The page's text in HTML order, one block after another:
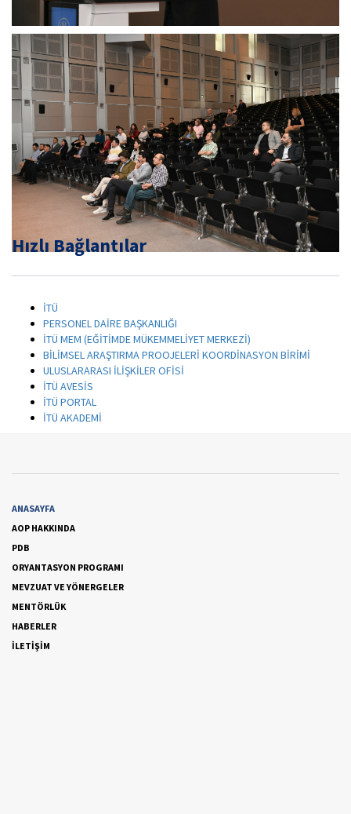
Hızlı Bağlantılar
İTÜ
PERSONEL DAİRE BAŞKANLIĞI
İTÜ MEM (EĞİTİMDE MÜKEMMELİYET MERKEZİ)
BİLİMSEL ARAŞTIRMA PROOJELERİ KOORDİNASYON BİRİMİ
ULUSLARARASI İLİŞKİLER OFİSİ
İTÜ AVESİS
İTÜ PORTAL
İTÜ AKADEMİ
ANASAYFA
AOP HAKKINDA
PDB
ORYANTASYON PROGRAMI
MEVZUAT VE YÖNERGELER
MENTÖRLÜK
HABERLER
İLETİŞİM